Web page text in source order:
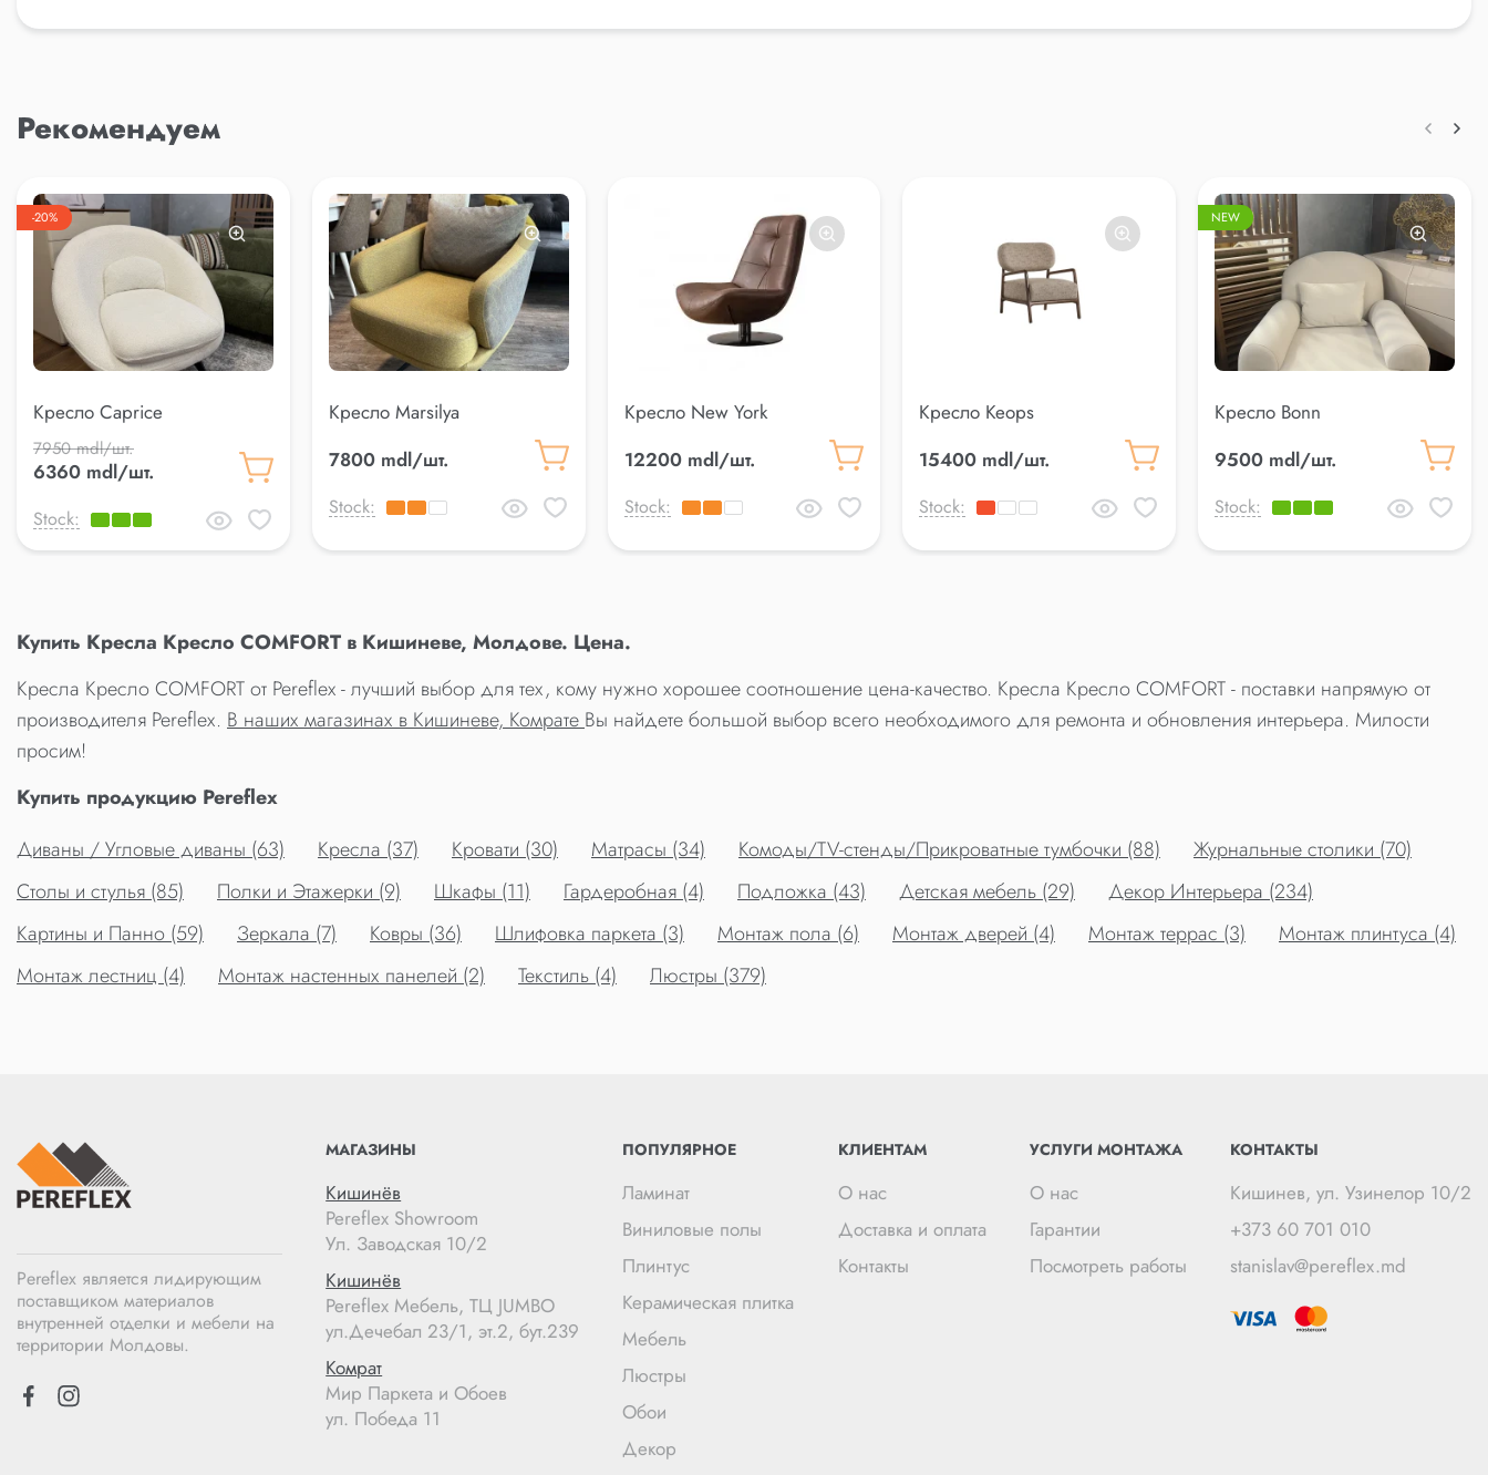
Рекомендуем
-20%
Кресло Caprice
7950 mdl/шт.
6360 mdl/шт.
Stock:
Кресло Marsilya
7800 mdl/шт.
Stock:
Кресло New York
12200 mdl/шт.
Stock:
Кресло Keops
15400 mdl/шт.
Stock:
NEW
Кресло Bonn
9500 mdl/шт.
Stock:
Купить Кресла Кресло COMFORT в Кишиневе, Молдове. Цена.
Кресла Кресло COMFORT от Pereflex - лучший выбор для тех, кому нужно хорошее соотношение цена-качество. Кресла Кресло COMFORT - поставки напрямую от
производителя Pereflex. В наших магазинах в Кишиневе, Комрате Вы найдете большой выбор всего необходимого для ремонта и обновления интерьера. Милости
просим!
Купить продукцию Pereflex
Диваны / Угловые диваны (63)
Кресла (37) Кровати (30) Матрасы (34) Комоды/TV-стенды/Прикроватные тумбочки (88)
Журнальные столики (70)
Столы и стулья (85)
Полки и Этажерки (9) Шкафы (11) Гардеробная (4) Подложка (43) Детская мебель (29)
Декор Интерьера (234)
Картины и Панно (59)
Зеркала (7) Ковры (36) Шлифовка паркета (3) Монтаж пола (6) Монтаж дверей (4) Монтаж террас (3)
Монтаж плинтуса (4)
Монтаж лестниц (4)
Монтаж настенных панелей (2) Текстиль (4) Люстры (379)
Pereflex является лидирующим
поставщиком материалов
внутренней отделки и мебели на
территории Молдовы.
МАГАЗИНЫ
Кишинёв
Pereflex Showroom
Ул. Заводская 10/2
Кишинёв
Pereflex Мебель, ТЦ JUMBO
ул.Дечебал 23/1, эт.2, бут.239
Комрат
Мир Паркета и Обоев
ул. Победа 11
ПОПУЛЯРНОЕ
Ламинат
Виниловые полы
Плинтус
Керамическая плитка
Мебель
Люстры
Обои
Декор
КЛИЕНТАМ
О нас
Доставка и оплата
Контакты
УСЛУГИ МОНТАЖА
О нас
Гарантии
Посмотреть работы
КОНТАКТЫ
Кишинев, ул. Узинелор 10/2
+373 60 701 010
stanislav@pereflex.md